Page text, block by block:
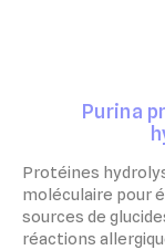
Purina
Protéines
moléculaire pour
sources de
réactions